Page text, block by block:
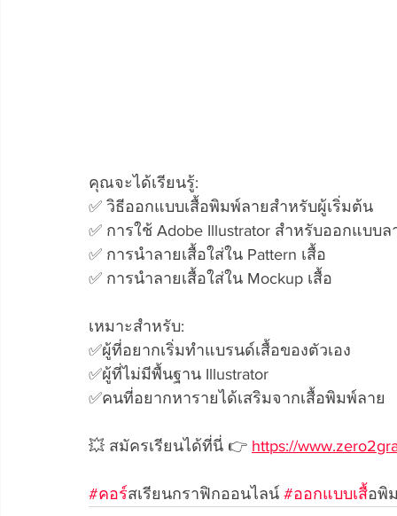
คุณจะได้เรียนรู้:
✅ วิธีออกแบบเสื้อพิมพ์ลายสำหรับผู้เริ่มต้น
✅ การใช้ Adobe Illustrator สำหรับออกแบบล
✅ การนำลายเสื้อใส่ใน Pattern เสื้อ
✅ การนำลายเสื้อใส่ใน Mockup เสื้อ
เหมาะสำหรับ:
✅ผู้ที่อยากเริ่มทำแบรนด์เสื้อของตัวเอง
✅ผู้ที่ไม่มีพื้นฐาน Illustrator
✅คนที่อยากหารายได้เสริมจากเสื้อพิมพ์ลาย
💥 สมัครเรียนได้ที่นี่ 👉 https://
#คอร์สเรียนกราฟิกออนไลน์ #ออกแบบเสอพิ